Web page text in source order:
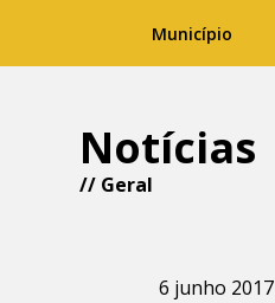
Município
Notícias
// Geral
6 junho 2017